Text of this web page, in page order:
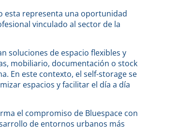
esta representa una oportunidad
vinculado al sector de la
soluciones de espacio flexibles y
mobiliario, documentación o stock
En este contexto, el self-storage se
espacios y facilitar el día a día
el compromiso de Bluespace con
de entornos urbanos más